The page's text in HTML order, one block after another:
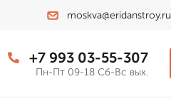
moskva@eridanstroy.ru
+7 993 03-55-307
Пн-Пт 09-18 Сб-Вс вых.